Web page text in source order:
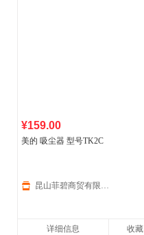
¥159.00
美的 吸尘器 型号TK2C
昆山菲碧商贸有限公司
详细信息 收藏